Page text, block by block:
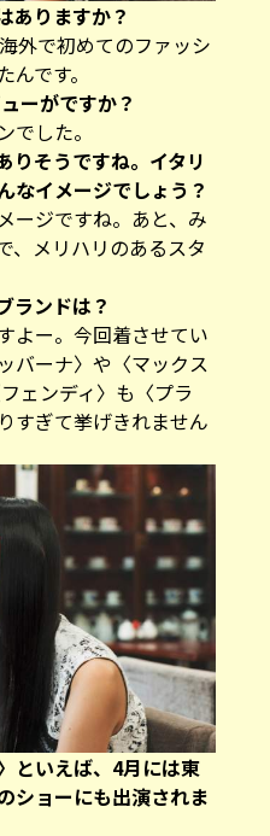
ありますか？
外で初めてのファッシ
です。
ーがですか？
でした。
りそうですね。イタリ
なイメージでしょう？
ジですね。あと、み
、メリハリのあるスタ
ランドは？
よー。今回着させてい
バーナ〉や〈マックス
ェンディ〉も〈プラ
すぎて挙げきれません
〉といえば、4月には東
ショーにも出演されま